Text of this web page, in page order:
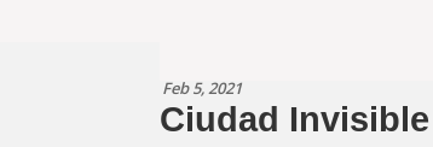
Feb 5, 2021
Ciudad Invisible